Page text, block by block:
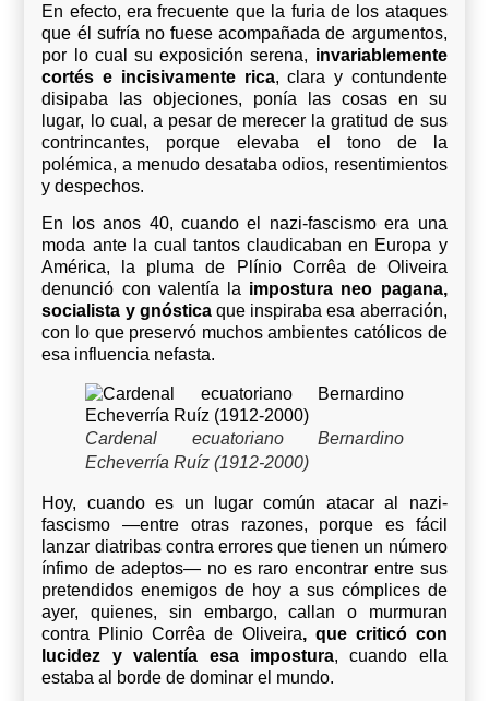
En efecto, era frecuente que la furia de los ataques
que él sufría no fuese acompañada de argumentos,
por lo cual su exposición serena, invariablemente
cortés e incisivamente rica, clara y contundente
disipaba las objeciones, ponía las cosas en su
lugar, lo cual, a pesar de merecer la gratitud de sus
contrincantes, porque elevaba el tono de la
polémica, a menudo desataba odios, resentimientos
y despechos.
En los anos 40, cuando el nazi-fascismo era una
moda ante la cual tantos claudicaban en Europa y
América, la pluma de Plínio Corrêa de Oliveira
denunció con valentía la impostura neo pagana,
socialista y gnósticaque inspiraba esa aberración,
con lo que preservó muchos ambientes católicos de
esa influencia nefasta.
Cardenal ecuatoriano Bernardino
Echeverría Ruíz (1912-2000)
Hoy, cuando es un lugar común atacar al nazi-
fascismo —entre otras razones, porque es fácil
lanzar diatribas contra errores que tienen un número
ínfimo de adeptos— no es raro encontrar entre sus
pretendidos enemigos de hoy a sus cómplices de
ayer, quienes, sin embargo, callan o murmuran
contra Plinio Corrêa de Oliveira, que criticó con
lucidez y valentía esa impostura, cuando ella
estaba al borde de dominar el mundo.